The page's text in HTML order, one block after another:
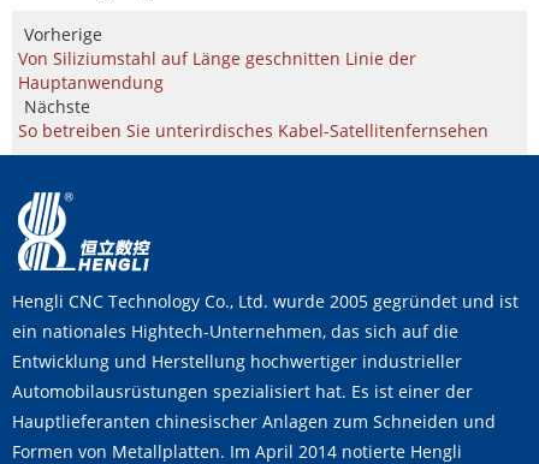
Vorherige
Von Siliziumstahl auf Länge geschnitten Linie der
Hauptanwendung
Nächste
So betreiben Sie unterirdisches Kabel-Satellitenfernsehen
Hengli CNC Technology Co., Ltd. wurde 2005 gegründet und ist
ein nationales Hightech-Unternehmen, das sich auf die
Entwicklung und Herstellung hochwertiger industrieller
Automobilausrüstungen spezialisiert hat. Es ist einer der
Hauptlieferanten chinesischer Anlagen zum Schneiden und
Formen von Metallplatten. Im April 2014 notierte Hengli